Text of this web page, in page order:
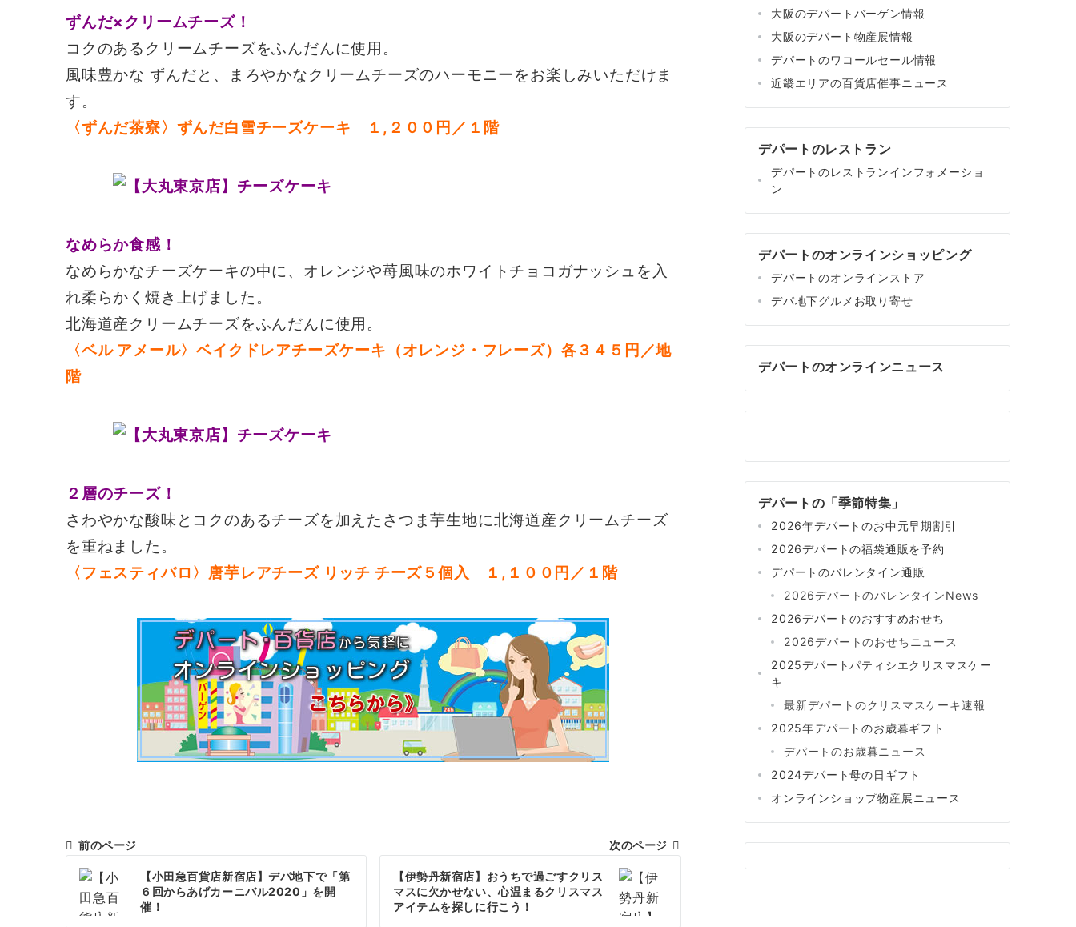
ずんだ×クリームチーズ！
コクのあるクリームチーズをふんだんに使用。
風味豊かな ずんだと、まろやかなクリームチーズのハーモニーをお楽しみいただけま
す。
〈ずんだ茶寮〉ずんだ白雪チーズケーキ １,２００円／１階
なめらか食感！
なめらかなチーズケーキの中に、オレンジや苺風味のホワイトチョコガナッシュを入
れ柔らかく焼き上げました。
北海道産クリームチーズをふんだんに使用。
〈ベル アメール〉ベイクドレアチーズケーキ（オレンジ・フレーズ）各３４５円／地
階
２層のチーズ！
さわやかな酸味とコクのあるチーズを加えたさつま芋生地に北海道産クリームチーズ
を重ねました。
〈フェスティバロ〉唐芋レアチーズ リッチ チーズ５個入 １,１００円／１階
投
稿
ナ
前のページ
【小田急百貨店新宿店】デパ地下で「第
６回からあげカーニバル2020」を開
催！
次のページ
【伊勢丹新宿店】おうちで過ごすクリス
マスに欠かせない、心温まるクリスマス
アイテムを探しに行こう！
大阪のデパートバーゲン情報
大阪のデパート物産展情報
デパートのワコールセール情報
近畿エリアの百貨店催事ニュース
デパートのレストラン
デパートのレストランインフォメーショ
ン
デパートのオンラインショッピング
デパートのオンラインストア
デパ地下グルメお取り寄せ
デパートのオンラインニュース
デパートの「季節特集」
2026年デパートのお中元早期割引
2026デパートの福袋通販を予約
デパートのバレンタイン通販
2026デパートのバレンタインNews
2026デパートのおすすめおせち
2026デパートのおせちニュース
2025デパートパティシエクリスマスケー
キ
最新デパートのクリスマスケーキ速報
2025年デパートのお歳暮ギフト
デパートのお歳暮ニュース
2024デパート母の日ギフト
オンラインショップ物産展ニュース